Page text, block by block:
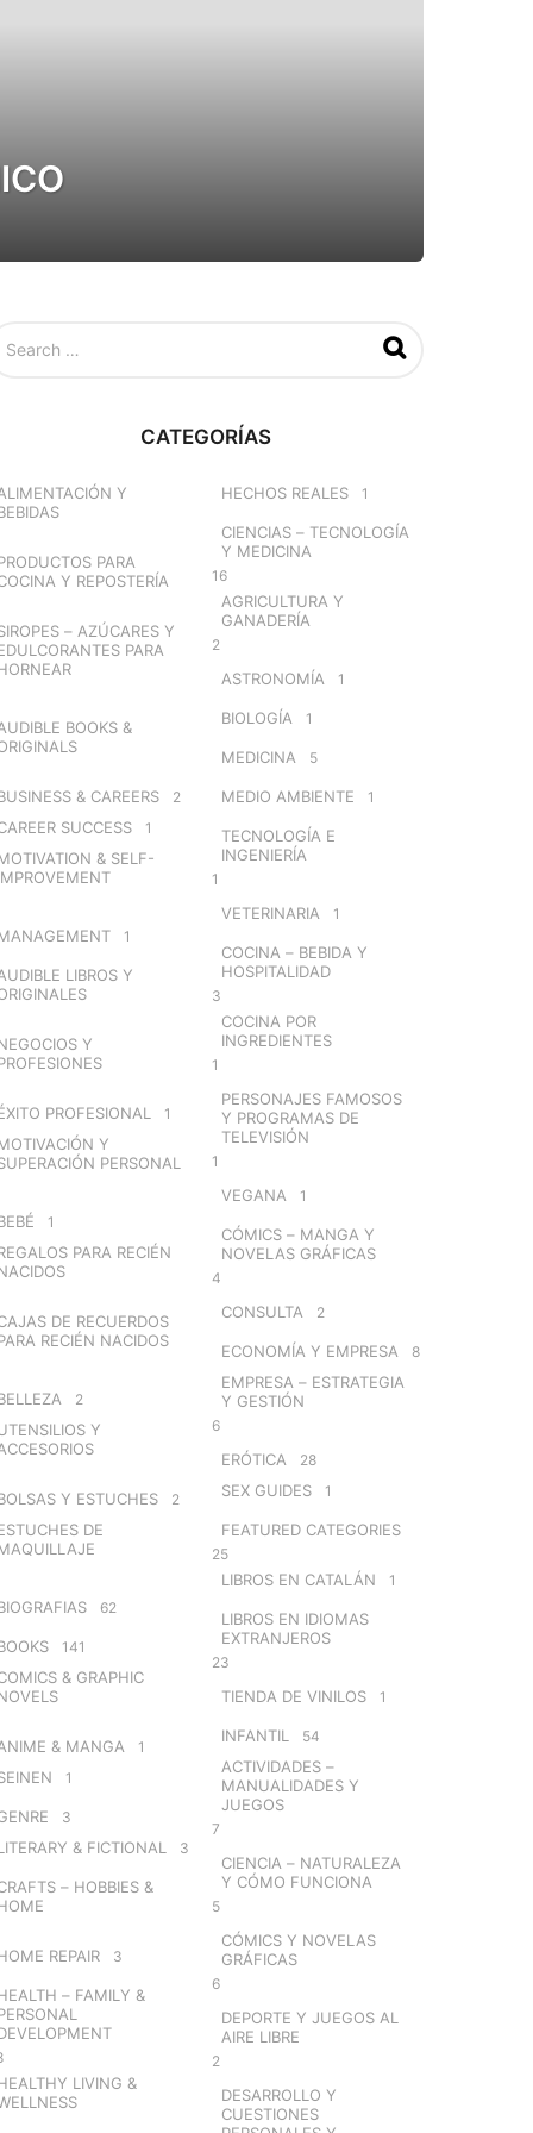
CATEGORÍAS
Y
PARA
Y REPOSTERÍA
– AZÚCARES Y
PARA
BOOKS &
& CAREERS 2
SUCCESS 1
& SELF-
1
LIBROS Y
Y
PROFESIONAL 1
Y
PERSONAL
1
PARA RECIÉN
DE RECUERDOS
RECIÉN NACIDOS
2
Y
Y ESTUCHES 2
DE
62
141
& GRAPHIC
& MANGA 1
1
3
& FICTIONAL 3
– HOBBIES &
REPAIR 3
– FAMILY &
LIVING &
HECHOS REALES 1
CIENCIAS – TECNOLOGÍA
Y MEDICINA
16
AGRICULTURA Y
GANADERÍA
2
ASTRONOMÍA 1
BIOLOGÍA 1
MEDICINA 5
MEDIO AMBIENTE 1
TECNOLOGÍA E
INGENIERÍA
1
VETERINARIA 1
COCINA – BEBIDA Y
HOSPITALIDAD
3
COCINA POR
INGREDIENTES
1
PERSONAJES FAMOSOS
Y PROGRAMAS DE
TELEVISIÓN
1
VEGANA 1
CÓMICS – MANGA Y
NOVELAS GRÁFICAS
4
CONSULTA 2
ECONOMÍA Y EMPRESA 8
EMPRESA – ESTRATEGIA
Y GESTIÓN
6
ERÓTICA 28
SEX GUIDES 1
FEATURED CATEGORIES
25
LIBROS EN CATALÁN 1
LIBROS EN IDIOMAS
EXTRANJEROS
23
TIENDA DE VINILOS 1
INFANTIL 54
ACTIVIDADES –
MANUALIDADES Y
JUEGOS
7
CIENCIA – NATURALEZA
Y CÓMO FUNCIONA
5
CÓMICS Y NOVELAS
GRÁFICAS
6
DEPORTE Y JUEGOS AL
AIRE LIBRE
2
DESARROLLO Y
CUESTIONES